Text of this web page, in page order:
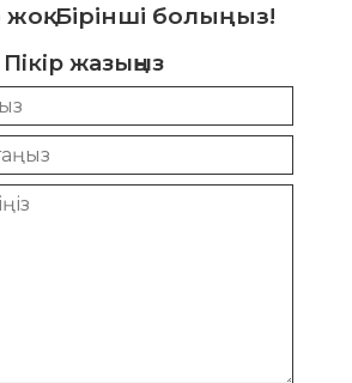
жоқ. Бірінші болыңыз!
Пікір жазыңыз